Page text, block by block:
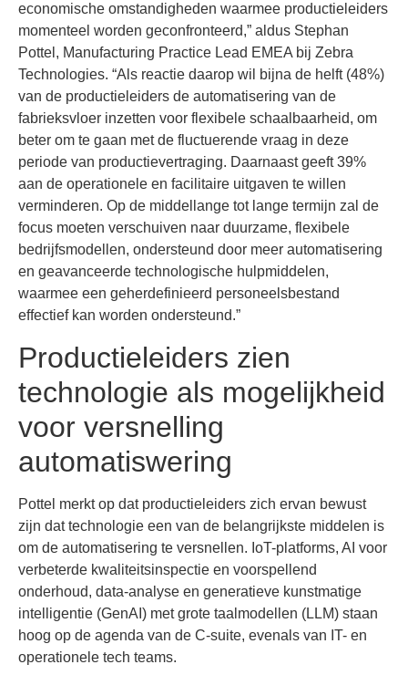
economische omstandigheden waarmee productieleiders
momenteel worden geconfronteerd,” aldus Stephan
Pottel, Manufacturing Practice Lead EMEA bij Zebra
Technologies. “Als reactie daarop wil bijna de helft (48%)
van de productieleiders de automatisering van de
fabrieksvloer inzetten voor flexibele schaalbaarheid, om
beter om te gaan met de fluctuerende vraag in deze
periode van productievertraging. Daarnaast geeft 39%
aan de operationele en facilitaire uitgaven te willen
verminderen. Op de middellange tot lange termijn zal de
focus moeten verschuiven naar duurzame, flexibele
bedrijfsmodellen, ondersteund door meer automatisering
en geavanceerde technologische hulpmiddelen,
waarmee een geherdefinieerd personeelsbestand
effectief kan worden ondersteund.”
Productieleiders zien
technologie als mogelijkheid
voor versnelling
automatiswering
Pottel merkt op dat productieleiders zich ervan bewust
zijn dat technologie een van de belangrijkste middelen is
om de automatisering te versnellen. IoT-platforms, AI voor
verbeterde kwaliteitsinspectie en voorspellend
onderhoud, data-analyse en generatieve kunstmatige
intelligentie (GenAI) met grote taalmodellen (LLM) staan
hoog op de agenda van de C-suite, evenals van IT- en
operationele tech teams.